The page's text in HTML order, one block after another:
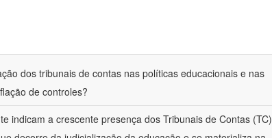
dos tribunais de contas nas políticas educacionais e nas
de controles?
indicam a crescente presença dos Tribunais de Contas (TC)